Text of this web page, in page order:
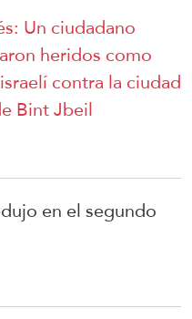
Un ciudadano
heridos como
contra la ciudad
Bint Jbeil
en el segundo